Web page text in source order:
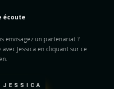
écoute
envisagez un partenariat ?
Jessica en cliquant sur ce
JESSICA